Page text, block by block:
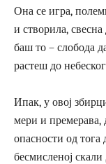
Она се игра,
и створила,
баш то – слобода
растеш до
Ипак, у овој
мери и премерава,
опасности од тога
бесмисленој